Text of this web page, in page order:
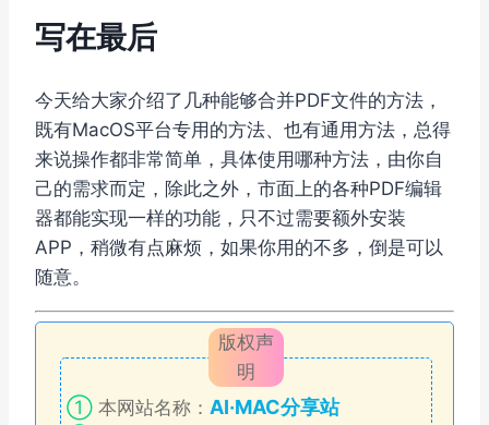
写在最后
今天给大家介绍了几种能够合并PDF文件的方法，
既有MacOS平台专用的方法、也有通用方法，总得
来说操作都非常简单，具体使用哪种方法，由你自
己的需求而定，除此之外，市面上的各种PDF编辑
器都能实现一样的功能，只不过需要额外安装
APP，稍微有点麻烦，如果你用的不多，倒是可以
随意。
版权声
明
① 本网站名称： AI·MAC分享站